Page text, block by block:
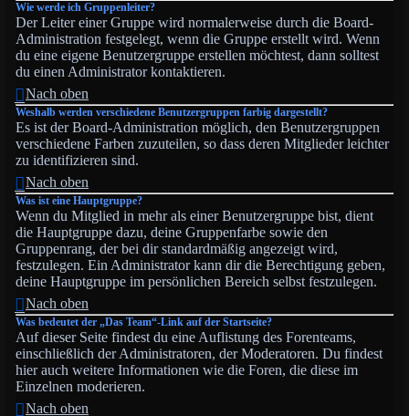
Wie werde ich Gruppenleiter?
Der Leiter einer Gruppe wird normalerweise durch die Board-
Administration festgelegt, wenn die Gruppe erstellt wird. Wenn
du eine eigene Benutzergruppe erstellen möchtest, dann solltest
du einen Administrator kontaktieren.
Nach oben
Weshalb werden verschiedene Benutzergruppen farbig dargestellt?
Es ist der Board-Administration möglich, den Benutzergruppen
verschiedene Farben zuzuteilen, so dass deren Mitglieder leichter
zu identifizieren sind.
Nach oben
Was ist eine Hauptgruppe?
Wenn du Mitglied in mehr als einer Benutzergruppe bist, dient
die Hauptgruppe dazu, deine Gruppenfarbe sowie den
Gruppenrang, der bei dir standardmäßig angezeigt wird,
festzulegen. Ein Administrator kann dir die Berechtigung geben,
deine Hauptgruppe im persönlichen Bereich selbst festzulegen.
Nach oben
Was bedeutet der „Das Team“-Link auf der Startseite?
Auf dieser Seite findest du eine Auflistung des Forenteams,
einschließlich der Administratoren, der Moderatoren. Du findest
hier auch weitere Informationen wie die Foren, die diese im
Einzelnen moderieren.
Nach oben